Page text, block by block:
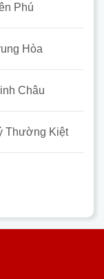
Phú
Hòa
Châu
Thường Kiệt